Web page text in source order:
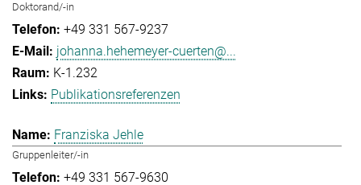
Doktorand/-in
+49 331 567-9237
johanna.hehemeyer-cuerten@...
K-1.232
Publikationsreferenzen
Franziska Jehle
Gruppenleiter/-in
+49 331 567-9630